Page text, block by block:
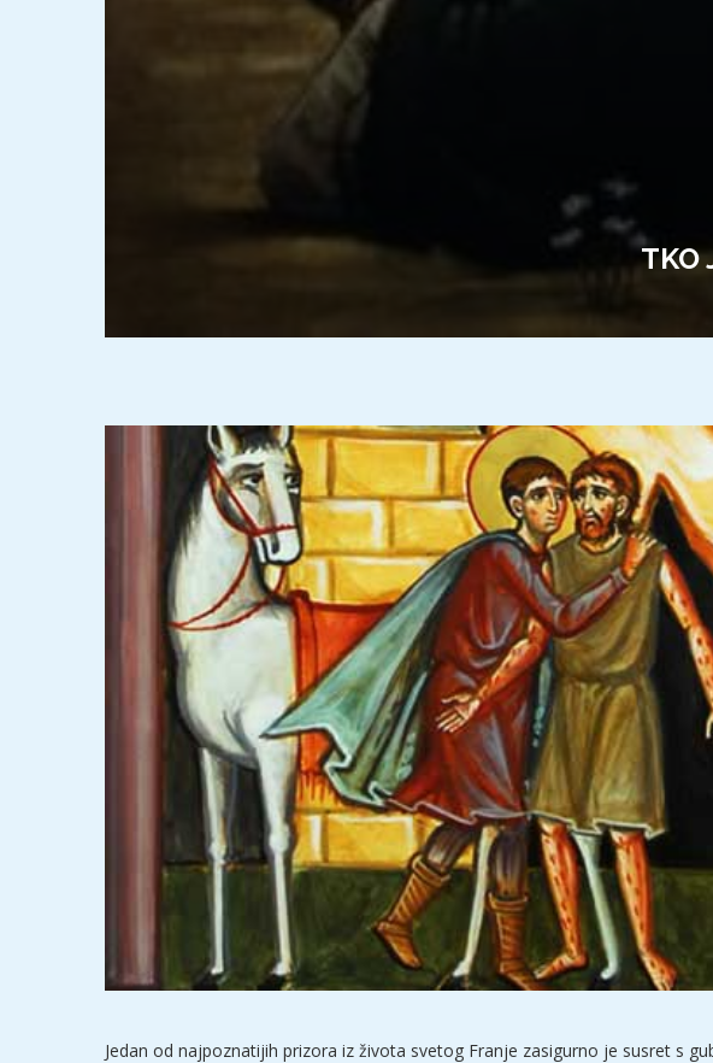
TKO
Jedan od najpoznatijih prizora iz života svetog Franje zasigurno je susret s